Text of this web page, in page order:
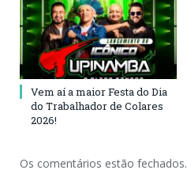
Vem aí a maior Festa do Dia
do Trabalhador de Colares
2026!
Os comentários estão fechados.